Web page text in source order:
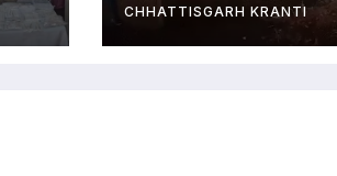
ने जारी की
CHHATTISGARH KRANTI